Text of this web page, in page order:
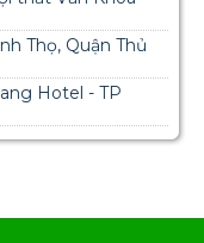
Thọ, Quận Thủ
Hotel - TP